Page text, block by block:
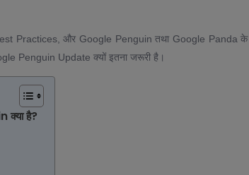
Practices, और Google Penguin तथा Google Panda के
Penguin Update क्यों इतना जरूरी है।
है?